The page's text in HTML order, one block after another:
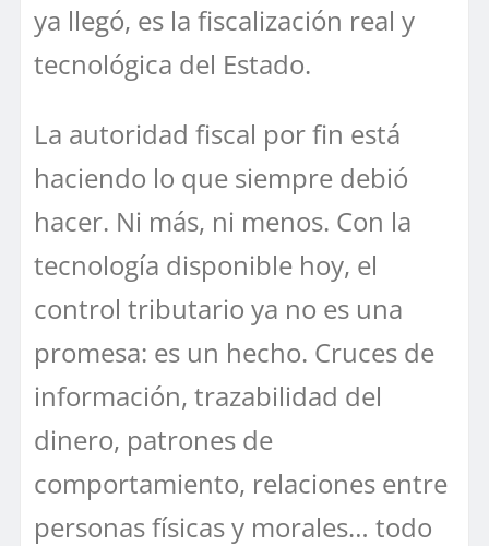
ya llegó, es la fiscalización real y
tecnológica del Estado.
La autoridad fiscal por fin está
haciendo lo que siempre debió
hacer. Ni más, ni menos. Con la
tecnología disponible hoy, el
control tributario ya no es una
promesa: es un hecho. Cruces de
información, trazabilidad del
dinero, patrones de
comportamiento, relaciones entre
personas físicas y morales… todo